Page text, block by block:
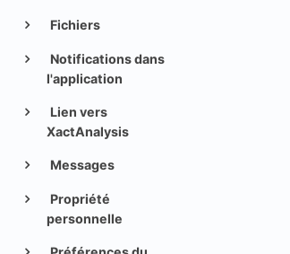
Fichiers
Notifications dans
l'application
Lien vers
XactAnalysis
Messages
Propriété
personnelle